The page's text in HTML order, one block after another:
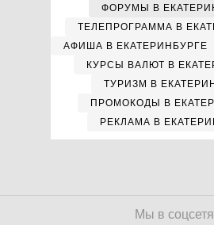
ФОРУМЫ В
ТЕЛЕПРОГРАММА В
АФИША В ЕКАТЕРИНБУРГЕ
КУРСЫ ВАЛЮТ В
ТУРИЗМ В
ПРОМОКОДЫ В
РЕКЛАМА В
Мы в